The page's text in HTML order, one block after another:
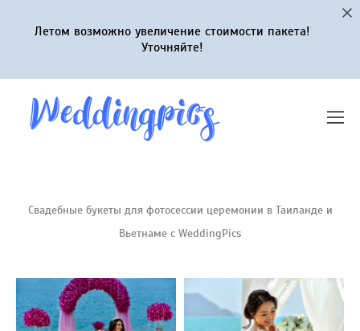
Летом возможно увеличение стоимости пакета!
Уточняйте!
Свадебные букеты для фотосессии церемонии в Таиланде и
Вьетнаме с WeddingPics